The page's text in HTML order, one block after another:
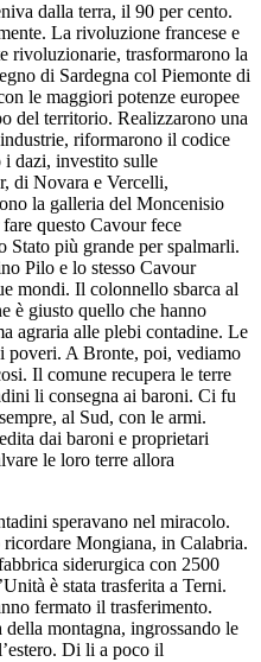
dalla terra, il 90 per cento.
La rivoluzione francese e
rivoluzionarie, trasformarono la
di Sardegna col Piemonte di
le maggiori potenze europee
del territorio. Realizzarono una
riformarono il codice
i dazi, investito sulle
di Novara e Vercelli,
la galleria del Moncenisio
questo Cavour fece
più grande per spalmarli.
Pilo e lo stesso Cavour
mondi. Il colonnello sbarca al
è giusto quello che hanno
agraria alle plebi contadine. Le
poveri. A Bronte, poi, vediamo
Il comune recupera le terre
li consegna ai baroni. Ci fu
al Sud, con le armi.
dai baroni e proprietari
le loro terre allora
speravano nel miracolo.
Mongiana, in Calabria.
siderurgica con 2500
è stata trasferita a Terni.
fermato il trasferimento.
montagna, ingrossando le
Di li a poco il